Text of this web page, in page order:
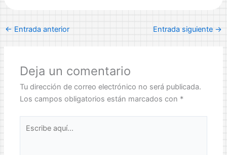
←Entrada anterior Entrada siguiente→
Deja un comentario
Tu dirección de correo electrónico no será publicada.
Los campos obligatorios están marcados con *
aquí...